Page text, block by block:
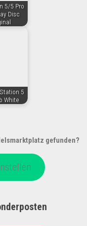
5/5 Pro
Disc
5
White
gefunden?